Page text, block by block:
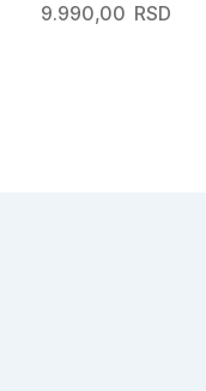
9.990,00 RSD